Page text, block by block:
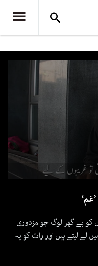
seconds
کو بے گھر لوگ جو مزدوری
لے لیتے ہیں اور رات کو یہ